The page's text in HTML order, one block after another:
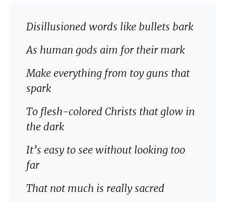
Disillusioned words like bullets bark
As human gods aim for their mark
Make everything from toy guns that
spark
To flesh-colored Christs that glow in
the dark
It’s easy to see without looking too
far
That not much is really sacred